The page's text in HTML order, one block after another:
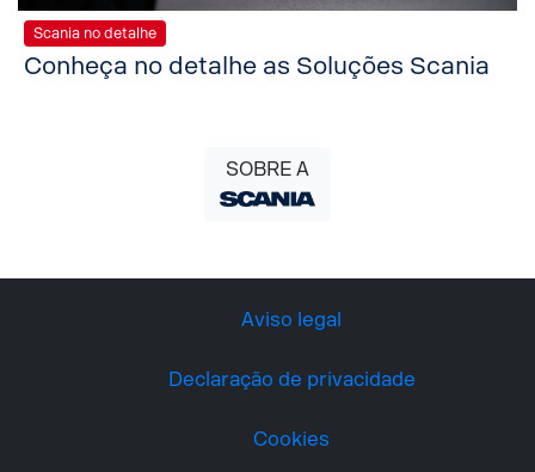
Scania no detalhe
Conheça no detalhe as Soluções Scania
SOBRE A
Aviso legal
Declaração de privacidade
Cookies